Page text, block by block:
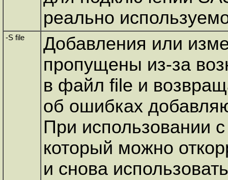
реально
-S file
Добавления или
пропущены из-за
в файл file и
об ошибках
При использовании
который можно
и снова